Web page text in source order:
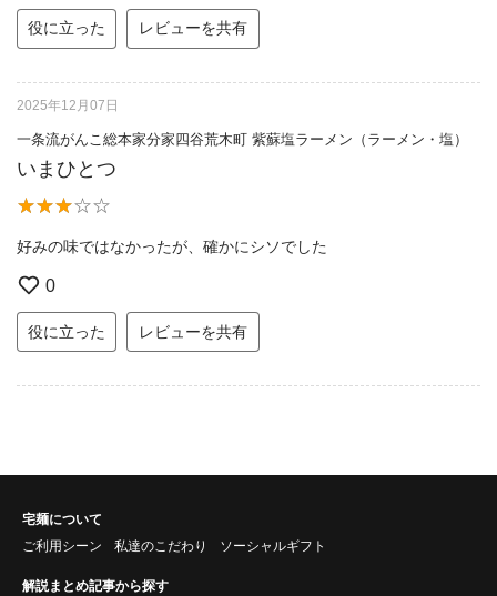
役に立った レビューを共有
2025年12月07日
一条流がんこ総本家分家四谷荒木町 紫蘇塩ラーメン（ラーメン・塩）
いまひとつ
好みの味ではなかったが、確かにシソでした
0
役に立った レビューを共有
宅麺について
ご利用シーン
私達のこだわり ソーシャルギフト
解説まとめ記事から探す